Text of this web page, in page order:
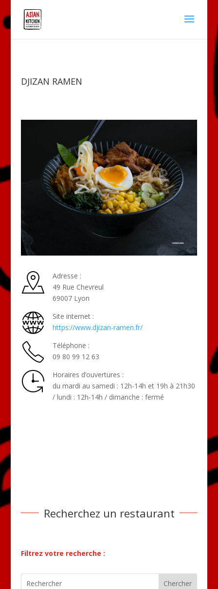
DJIZAN RAMEN
Adresse :
49 Rue Chevreul
69007 Lyon
Site internet :
https://www.djizan-ramen.fr/
Téléphone :
09 80 99 12 63
Horaires d’ouvertures :
du mardi au samedi : 12h-14h et 19h à 21h30
/ lundi : 12h-14h / dimanche : fermé
Recherchez un restaurant
Filtrez votre recherche :